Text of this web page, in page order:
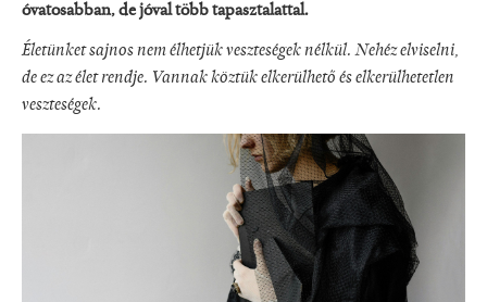
óvatosabban, de jóval több tapasztalattal.
Életünket sajnos nem élhetjük veszteségek nélkül. Nehéz elviselni,
de ez az élet rendje. Vannak köztük elkerülhető és elkerülhetetlen
veszteségek.